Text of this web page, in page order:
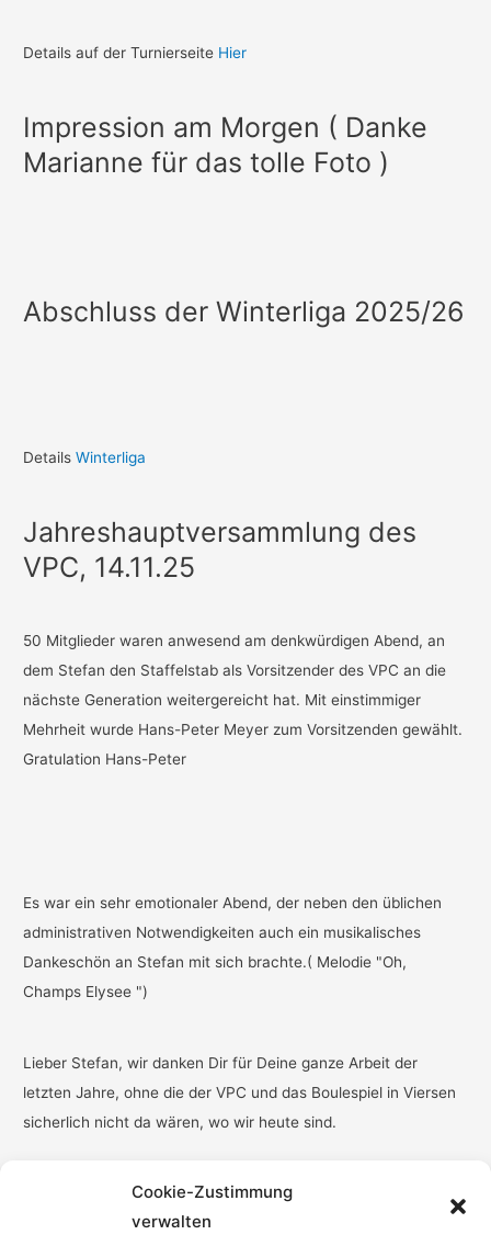
Cookie-Zustimmung
verwalten
Details auf der Turnierseite Hier
Impression am Morgen ( Danke
Marianne für das tolle Foto )
Abschluss der Winterliga 2025/26
DetailsWinterliga
Jahreshauptversammlung des
VPC, 14.11.25
50 Mitglieder waren anwesend am denkwürdigen Abend, an
dem Stefan den Staffelstab als Vorsitzender des VPC an die
nächste Generation weitergereicht hat. Mit einstimmiger
Mehrheit wurde Hans-Peter Meyer zum Vorsitzenden gewählt.
Gratulation Hans-Peter
Es war ein sehr emotionaler Abend, der neben den üblichen
administrativen Notwendigkeiten auch ein musikalisches
Dankeschön an Stefan mit sich brachte.( Melodie "Oh,
Champs Elysee ")
Lieber Stefan, wir danken Dir für Deine ganze Arbeit der
letzten Jahre, ohne die der VPC und das Boulespiel in Viersen
sicherlich nicht da wären, wo wir heute sind.